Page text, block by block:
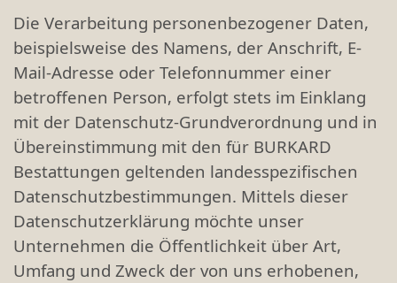
Die Verarbeitung personenbezogener Daten,
beispielsweise des Namens, der Anschrift, E-
Mail-Adresse oder Telefonnummer einer
betroffenen Person, erfolgt stets im Einklang
mit der Datenschutz-Grundverordnung und in
Übereinstimmung mit den für BURKARD
Bestattungen geltenden landesspezifischen
Datenschutzbestimmungen. Mittels dieser
Datenschutzerklärung möchte unser
Unternehmen die Öffentlichkeit über Art,
Umfang und Zweck der von uns erhobenen,